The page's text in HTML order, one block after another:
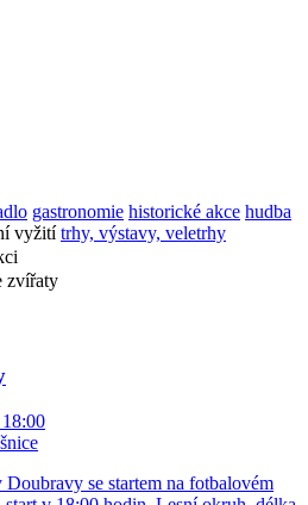
gastronomie historické akce hudba
vyžití trhy, výstavy, veletrhy
zvířaty
se startem na fotbalovém